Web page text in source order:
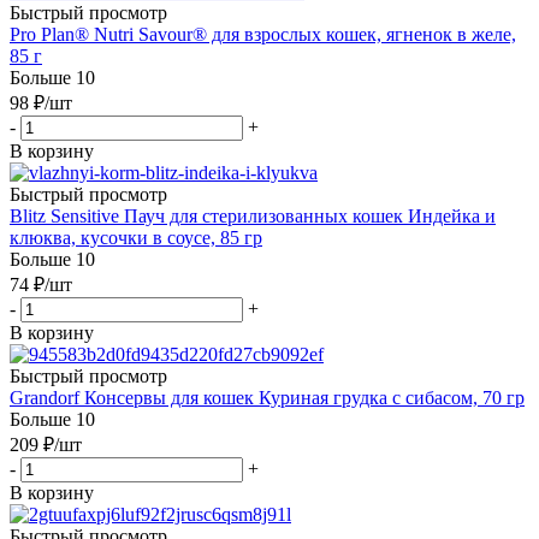
Быстрый просмотр
Pro Plan® Nutri Savour® для взрослых кошек, ягненок в желе,
85 г
Больше 10
98 ₽/шт
-
+
В корзину
Быстрый просмотр
Blitz Sensitive Пауч для стерилизованных кошек Индейка и
клюква, кусочки в соусе, 85 гр
Больше 10
74 ₽/шт
-
+
В корзину
Быстрый просмотр
Grandorf Консервы для кошек Куриная грудка с сибасом, 70 гр
Больше 10
209 ₽/шт
-
+
В корзину